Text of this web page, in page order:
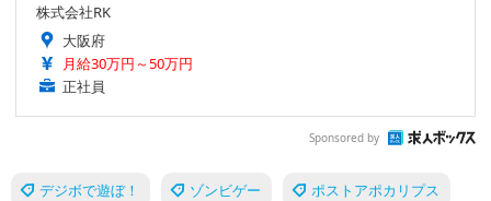
株式会社RK
大阪府
月給30万円～50万円
正社員
Sponsored by
デジボで遊ぼ！ ゾンビゲー ポストアポカリプス